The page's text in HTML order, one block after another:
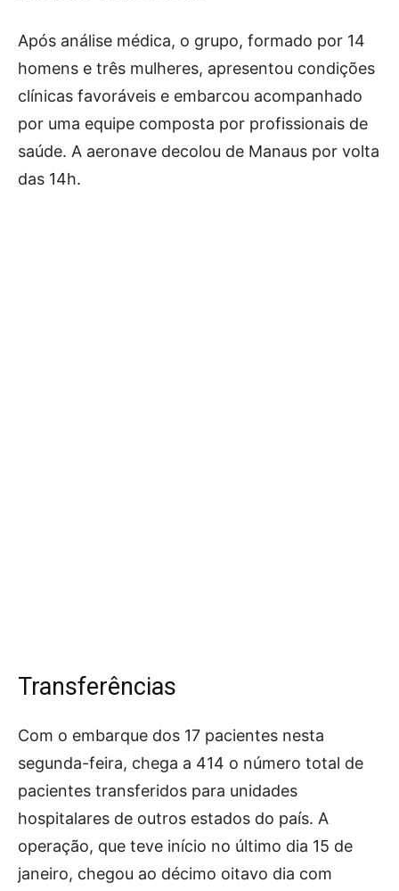
Após análise médica, o grupo, formado por 14
homens e três mulheres, apresentou condições
clínicas favoráveis e embarcou acompanhado
por uma equipe composta por profissionais de
saúde. A aeronave decolou de Manaus por volta
das 14h.
Transferências
Com o embarque dos 17 pacientes nesta
segunda-feira, chega a 414 o número total de
pacientes transferidos para unidades
hospitalares de outros estados do país. A
operação, que teve início no último dia 15 de
janeiro, chegou ao décimo oitavo dia com